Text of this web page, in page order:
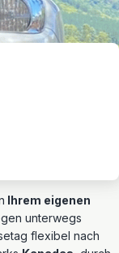
Ihrem eigenen
unterwegs
flexibel nach